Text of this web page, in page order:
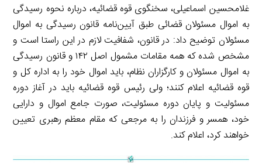
غلامحسین اسماعیلی، سخنگوی قوه قضائیه، درباره نحوه رسیدگی
به اموال مسئولان قضائی طبق آیین‌نامه قانون رسیدگی به اموال
مسئولان توضیح داد: در قانون، شفافیت لازم در این راستا است و
مشخص شده که همه مقامات مشمول اصل ۱۴۲ و قانون رسیدگی
به اموال مسئولان و کارگزاران نظام، باید اموال خود را به اداره کل و
قوه قضائیه اعلام کنند؛ ولی رئیس قوه قضائیه باید در آغاز دوره
مسئولیت و پایان دوره مسئولیت، صورت جامع اموال و دارایی
خود، همسر و فرزندان را به مرجعی که مقام معظم رهبری تعیین
خواهند کرد، اعلام کند.